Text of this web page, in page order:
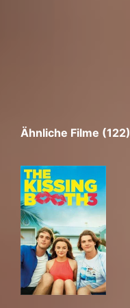
Ähnliche Filme (122)